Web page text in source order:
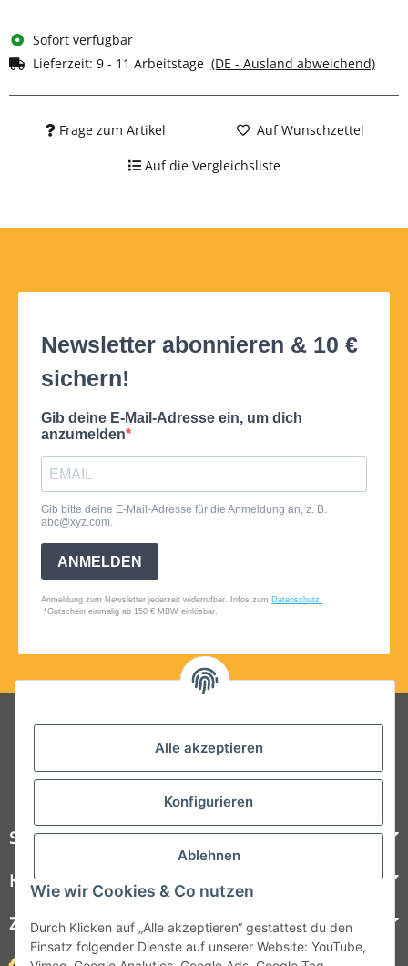
Alle akzeptieren
Konfigurieren
Ablehnen
Wie wir Cookies & Co nutzen
Durch Klicken auf „Alle akzeptieren“ gestattest du den
Einsatz folgender Dienste auf unserer Website: YouTube,
Sofort verfügbar
Lieferzeit: 9 - 11 Arbeitstage (DE - Ausland abweichend)
Frage zum Artikel Auf Wunschzettel
Auf die Vergleichsliste
Folgt uns auf Social Media
Steelboxx
Kundenservice
Zahlungsmöglichkeiten